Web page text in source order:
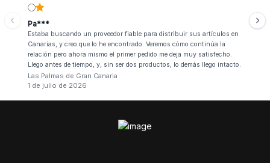
Pa***
Estaba buscando un proveedor fiable para distribuir sus artículos en
Canarias, y creo que lo he encontrado. Veremos cómo continúa la
relación pero ahora mismo el primer pedido me deja muy satisfecho.
Llego antes de tiempo, y, sin ser dos productos, lo demás llego intacto.
Las Palmas de Gran Canaria
1 de julio de 2026